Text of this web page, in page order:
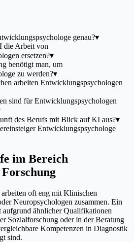
genau?▾
die Arbeit von
ersetzen?▾
benötigt man, um
zu werden?▾
arbeiten Entwicklungspsychologen
sind für Entwicklungspsychologen
des Berufs mit Blick auf KI aus?▾
Entwicklungspsychologe
im Bereich
oft eng mit Klinischen
Neuropsychologen zusammen. Ein
aufgrund ähnlicher Qualifikationen
Sozialforschung oder in der Beratung
Kompetenzen in Diagnostik
sind.